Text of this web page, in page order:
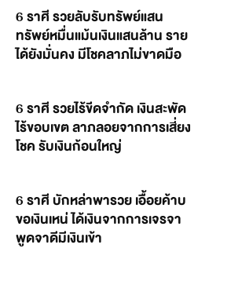
6 ราศี รวยลับรับทรัพย์แสน
ทรัพย์หมื่นแม้นเงินแสนล้าน ราย
ได้ยังมั่นคง มีโชคลาภไม่ขาดมือ
6 ราศี รวยไร้ขีดจำกัด เงินสะพัด
ไร้ขอบเขต ลาภลอยจากการเสี่ยง
โชค รับเงินก้อนใหญ่
6 ราศี บักหล่าพารวย เอื้อยค้าบ
ขอเงินเหน่ ได้เงินจากการเจรจา
พูดจาดีมีเงินเข้า